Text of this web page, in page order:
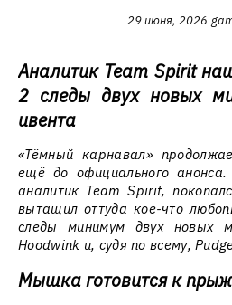
29 июня, 2026
Аналитик Team Spirit
2 следы двух новых
ивента
«Тёмный карнавал»
ещё до официального
аналитик Team Spirit,
вытащил оттуда кое-что
следы минимум двух новых
Hoodwink и, судя по всему,
Мышка готовится к